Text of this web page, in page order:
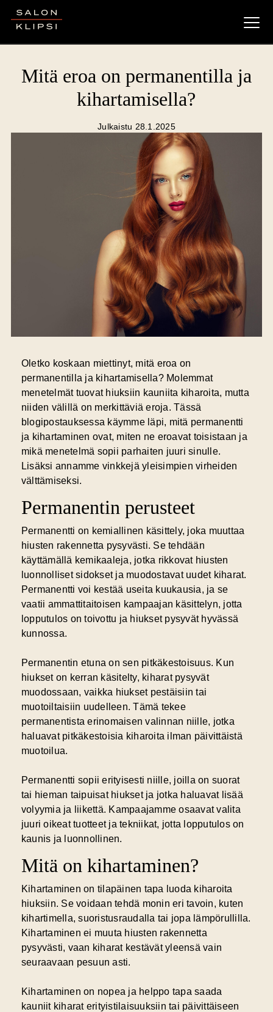
Salon Klipsi
Mitä eroa on permanentilla ja
kihartamisella?
Julkaistu 28.1.2025
Oletko koskaan miettinyt, mitä eroa on
permanentilla ja kihartamisella? Molemmat
menetelmät tuovat hiuksiin kauniita kiharoita, mutta
niiden välillä on merkittäviä eroja. Tässä
blogipostauksessa käymme läpi, mitä permanentti
ja kihartaminen ovat, miten ne eroavat toisistaan ja
mikä menetelmä sopii parhaiten juuri sinulle.
Lisäksi annamme vinkkejä yleisimpien virheiden
välttämiseksi.
Permanentin perusteet
Permanentti on kemiallinen käsittely, joka muuttaa
hiusten rakennetta pysyvästi. Se tehdään
käyttämällä kemikaaleja, jotka rikkovat hiusten
luonnolliset sidokset ja muodostavat uudet kiharat.
Permanentti voi kestää useita kuukausia, ja se
vaatii ammattitaitoisen kampaajan käsittelyn, jotta
lopputulos on toivottu ja hiukset pysyvät hyvässä
kunnossa.
Permanentin etuna on sen pitkäkestoisuus. Kun
hiukset on kerran käsitelty, kiharat pysyvät
muodossaan, vaikka hiukset pestäisiin tai
muotoiltaisiin uudelleen. Tämä tekee
permanentista erinomaisen valinnan niille, jotka
haluavat pitkäkestoisia kiharoita ilman päivittäistä
muotoilua.
Permanentti sopii erityisesti niille, joilla on suorat
tai hieman taipuisat hiukset ja jotka haluavat lisää
volyymia ja liikettä. Kampaajamme osaavat valita
juuri oikeat tuotteet ja tekniikat, jotta lopputulos on
kaunis ja luonnollinen.
Mitä on kihartaminen?
Kihartaminen on tilapäinen tapa luoda kiharoita
hiuksiin. Se voidaan tehdä monin eri tavoin, kuten
kihartimella, suoristusraudalla tai jopa lämpörullilla.
Kihartaminen ei muuta hiusten rakennetta
pysyvästi, vaan kiharat kestävät yleensä vain
seuraavaan pesuun asti.
Kihartaminen on nopea ja helppo tapa saada
kauniit kiharat erityistilaisuuksiin tai päivittäiseen